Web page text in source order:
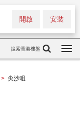
安裝
開啟
搜索香港樓盤
> 尖沙咀